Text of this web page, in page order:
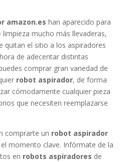
amazon.es han aparecido para
mucho más llevaderas,
quitan el sitio a los aspiradores
de adecentar distintas
comprar gran variedad de
robot aspirador, de forma
cómodamente cualquier pieza
que necesiten reemplazarse
comprarte un robot aspirador
momento clave. Infórmate de la
en robots aspiradores de